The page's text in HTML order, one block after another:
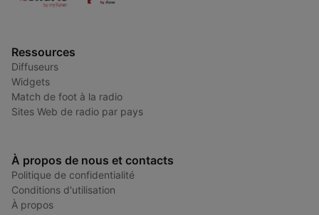
Ressources
Diffuseurs
Widgets
Match de foot à la radio
Sites Web de radio par pays
À propos de nous et contacts
Politique de confidentialité
Conditions d'utilisation
À propos